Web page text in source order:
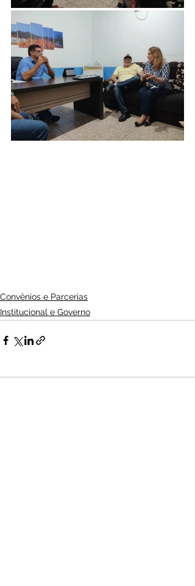
Convênios e Parcerias
Institucional e Governo